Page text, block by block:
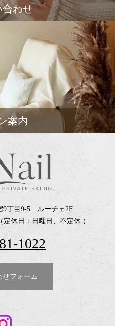
合わせ
案内
9丁目9-5 ルーチェ2F
休日：日曜日、不定休 ）
1022
せフォーム